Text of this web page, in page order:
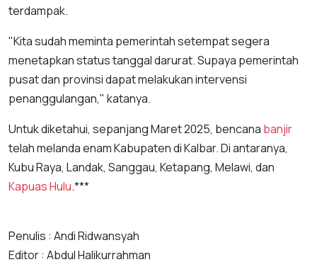
terdampak.
"Kita sudah meminta pemerintah setempat segera
menetapkan status tanggal darurat. Supaya pemerintah
pusat dan provinsi dapat melakukan intervensi
penanggulangan," katanya.
Untuk diketahui, sepanjang Maret 2025, bencana banjir
telah melanda enam Kabupaten di Kalbar. Di antaranya,
Kubu Raya, Landak, Sanggau, Ketapang, Melawi, dan
Kapuas Hulu.***
Penulis : Andi Ridwansyah
Editor : Abdul Halikurrahman